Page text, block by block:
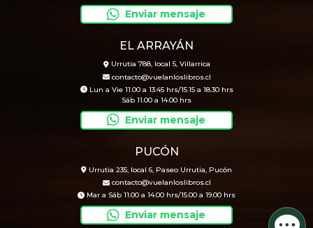
Enviar mensaje
EL ARRAYÁN
Urrutia 788, local 5, Villarrica
contacto@vuelanloslibros.cl
Lun a Vie 11.00 a 13.45 hrs/15.15 a 18.30 hrs
Sáb 11.00 a 14.00 hrs
Enviar mensaje
PUCÓN
Urrutia 235, local 6, Paseo Urrutia, Pucón
contacto@vuelanloslibros.cl
Mar a Sáb 11.00 a 14.00 hrs/15.00 a 19.00 hrs
Enviar mensaje